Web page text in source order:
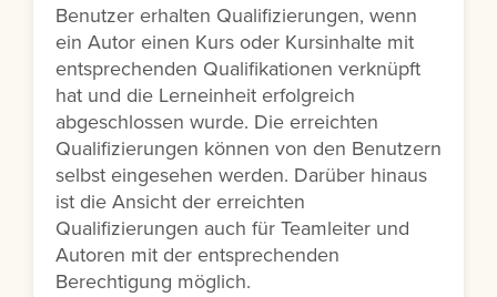
Benutzer erhalten Qualifizierungen, wenn
ein Autor einen Kurs oder Kursinhalte mit
entsprechenden Qualifikationen verknüpft
hat und die Lerneinheit erfolgreich
abgeschlossen wurde. Die erreichten
Qualifizierungen können von den Benutzern
selbst eingesehen werden. Darüber hinaus
ist die Ansicht der erreichten
Qualifizierungen auch für Teamleiter und
Autoren mit der entsprechenden
Berechtigung möglich.